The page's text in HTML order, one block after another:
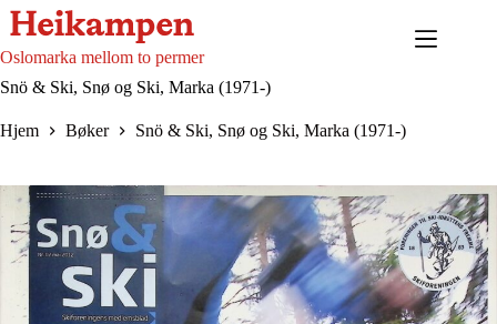
Hopp
til
innholdet
Oslomarka mellom to permer
Snö & Ski, Snø og Ski, Marka (1971-)
Hjem Bøker Snö & Ski, Snø og Ski, Marka (1971-)